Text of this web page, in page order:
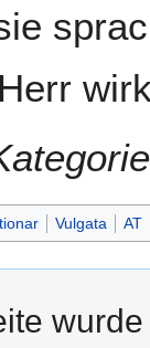
Vulgata AT